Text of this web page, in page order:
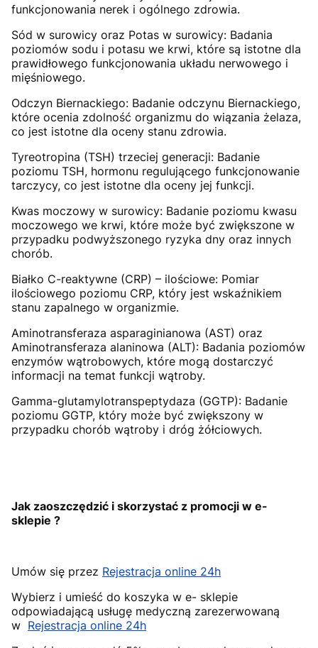
funkcjonowania nerek i ogólnego zdrowia.
Sód w surowicy oraz Potas w surowicy: Badania
poziomów sodu i potasu we krwi, które są istotne dla
prawidłowego funkcjonowania układu nerwowego i
mięśniowego.
Odczyn Biernackiego: Badanie odczynu Biernackiego,
które ocenia zdolność organizmu do wiązania żelaza,
co jest istotne dla oceny stanu zdrowia.
Tyreotropina (TSH) trzeciej generacji: Badanie
poziomu TSH, hormonu regulującego funkcjonowanie
tarczycy, co jest istotne dla oceny jej funkcji.
Kwas moczowy w surowicy: Badanie poziomu kwasu
moczowego we krwi, które może być zwiększone w
przypadku podwyższonego ryzyka dny oraz innych
chorób.
Białko C-reaktywne (CRP) – ilościowe: Pomiar
ilościowego poziomu CRP, który jest wskaźnikiem
stanu zapalnego w organizmie.
Aminotransferaza asparaginianowa (AST) oraz
Aminotransferaza alaninowa (ALT): Badania poziomów
enzymów wątrobowych, które mogą dostarczyć
informacji na temat funkcji wątroby.
Gamma-glutamylotranspeptydaza (GGTP): Badanie
poziomu GGTP, który może być zwiększony w
przypadku chorób wątroby i dróg żółciowych.
Jak zaoszczędzić i skorzystać z promocji w e-
sklepie ?
Umów się przez Rejestracja online 24h
Wybierz i umieść do koszyka w e- sklepie
odpowiadającą usługę medyczną zarezerwowaną
w Rejestracja online 24h